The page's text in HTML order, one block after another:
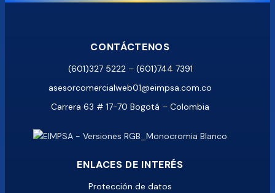
CONTÁCTENOS
(601)327 5222 – (601)744 7391
asesorcomercialweb01@eimpsa.com.co
Carrera 63 # 17-70 Bogotá – Colombia
ENLACES DE INTERÉS
Protección de datos